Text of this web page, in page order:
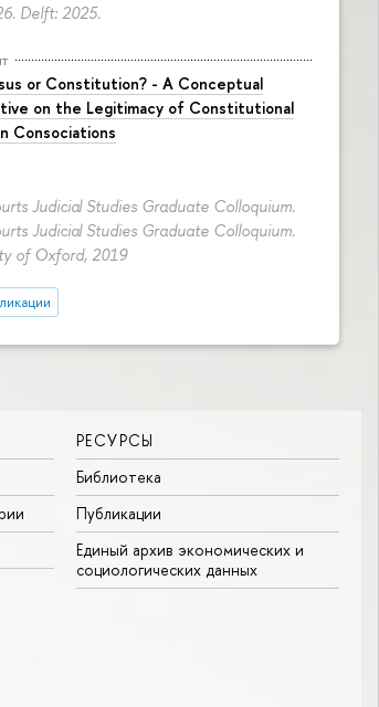
Delft: 2025.
or Constitution? - A Conceptual
on the Legitimacy of Constitutional
Consociations
Judicial Studies Graduate Colloquium.
Judicial Studies Graduate Colloquium.
of Oxford, 2019
РЕСУРСЫ
Библиотека
Публикации
Единый архив экономических и
социологических данных